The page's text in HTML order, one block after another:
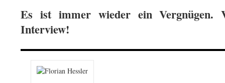
Es ist immer wieder ein Vergnügen.
Interview!